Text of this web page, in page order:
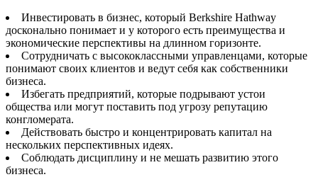
Инвестировать в бизнес, который Berkshire Hathway
досконально понимает и у которого есть преимущества и
экономические перспективы на длинном горизонте.
Сотрудничать с высококлассными управленцами, которые
понимают своих клиентов и ведут себя как собственники
бизнеса.
Избегать предприятий, которые подрывают устои
общества или могут поставить под угрозу репутацию
конгломерата.
Действовать быстро и концентрировать капитал на
нескольких перспективных идеях.
Соблюдать дисциплину и не мешать развитию этого
бизнеса.